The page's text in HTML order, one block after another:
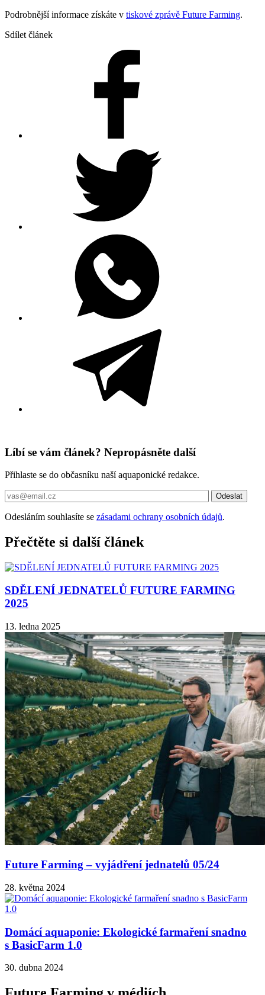
Podrobnější informace získáte v tiskové zprávě Future Farming.
Sdílet článek
Líbí se vám článek? Nepropásněte další
Přihlaste se do občasníku naší aquaponické redakce.
Odesláním souhlasíte se zásadami ochrany osobních údajů.
Přečtěte si další článek
SDĚLENÍ JEDNATELŮ FUTURE FARMING
2025
13. ledna 2025
Future Farming – vyjádření jednatelů 05/24
28. května 2024
Domácí aquaponie: Ekologické farmaření snadno
s BasicFarm 1.0
30. dubna 2024